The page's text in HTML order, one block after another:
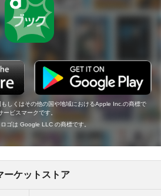
しくはその他の国や地域におけるApple Inc.の商標で
ビスマークです。
ゴは Google LLC の商標です。
ーケットストア